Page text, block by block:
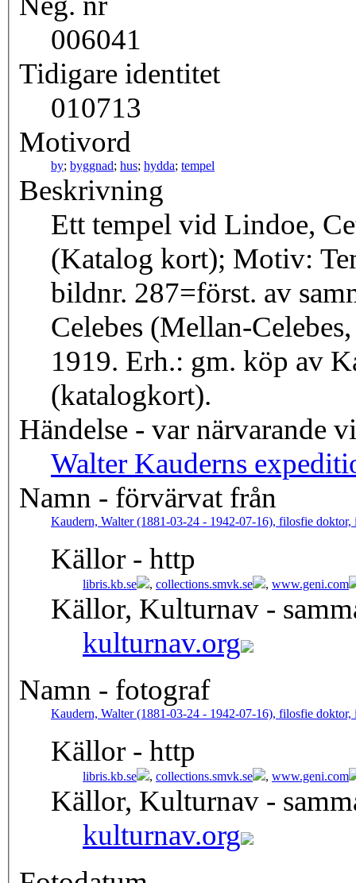
006041
Tidigare identitet
010713
Motivord
by; byggnad; hus; hydda; tempel
Beskrivning
Ett tempel vid Lindoe,
(Katalog kort); Motiv:
bildnr. 287=först. av
Celebes (Mellan-
1919. Erh.: gm. köp av
(katalogkort).
Händelse - var närvarande
Walter Kauderns
Namn - förvärvat från
Kaudern, Walter (1881-03-24 - 1942-07-16), filosfie doktor,
Källor - http
libris.kb.se , collections.smvk.se , www.geni.com
Källor, Kulturnav -
kulturnav.org
Namn - fotograf
Kaudern, Walter (1881-03-24 - 1942-07-16), filosfie doktor,
Källor - http
libris.kb.se , collections.smvk.se , www.geni.com
Källor, Kulturnav -
kulturnav.org